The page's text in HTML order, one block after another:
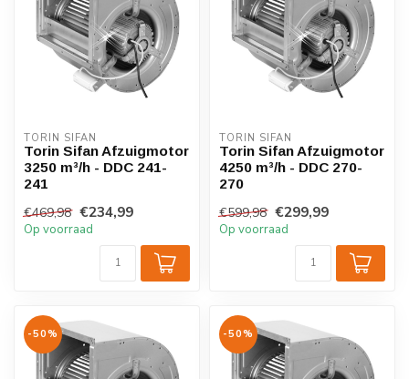
TORIN SIFAN
Torin Sifan Afzuigmotor
3250 m³/h - DDC 241-
241
€469,98 €234,99
Op voorraad
TORIN SIFAN
Torin Sifan Afzuigmotor
4250 m³/h - DDC 270-
270
€599,98 €299,99
Op voorraad
-50% -50%